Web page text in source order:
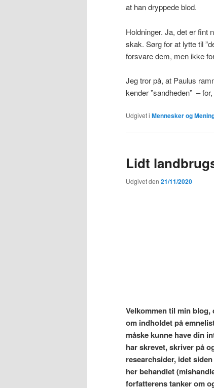
at han dryppede blod.
Holdninger. Ja, det er fint
skak. Sørg for at lytte til
forsvare dem, men ikke
Jeg tror på, at Paulus
kender ”sandheden” –
Udgivet i Mennesker og
Lidt
Udgivet den 21/11/2020
Velkommen til min blog,
om indholdet på
måske kunne have din
har skrevet, skriver på
researchsider, idet
her behandlet
forfatterens tanker om